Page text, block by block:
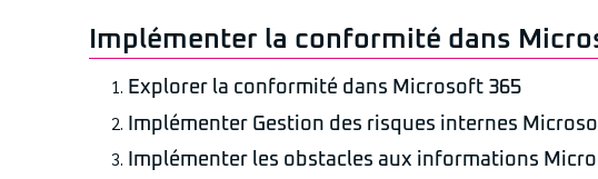
Implémenter la conformité dans
Explorer la conformité dans Microsoft 365
Implémenter Gestion des risques internes
Implémenter les obstacles aux informations